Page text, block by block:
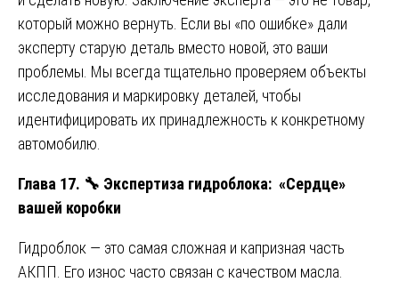
который можно вернуть. Если вы «по ошибке» дали
эксперту старую деталь вместо новой, это ваши
проблемы. Мы всегда тщательно проверяем объекты
исследования и маркировку деталей, чтобы
идентифицировать их принадлежность к конкретному
автомобилю.
Глава 17. 🔧 Экспертиза гидроблока: «Сердце»
вашей коробки
Гидроблок — это самая сложная и капризная часть
АКПП. Его износ часто связан с качеством масла.